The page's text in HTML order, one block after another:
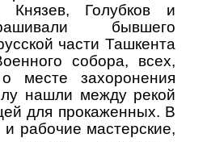
Князев, Голубков и
бывшего
части Ташкента
собора, всех,
месте захоронения
нашли между рекой
для прокаженных. В
и рабочие мастерские,